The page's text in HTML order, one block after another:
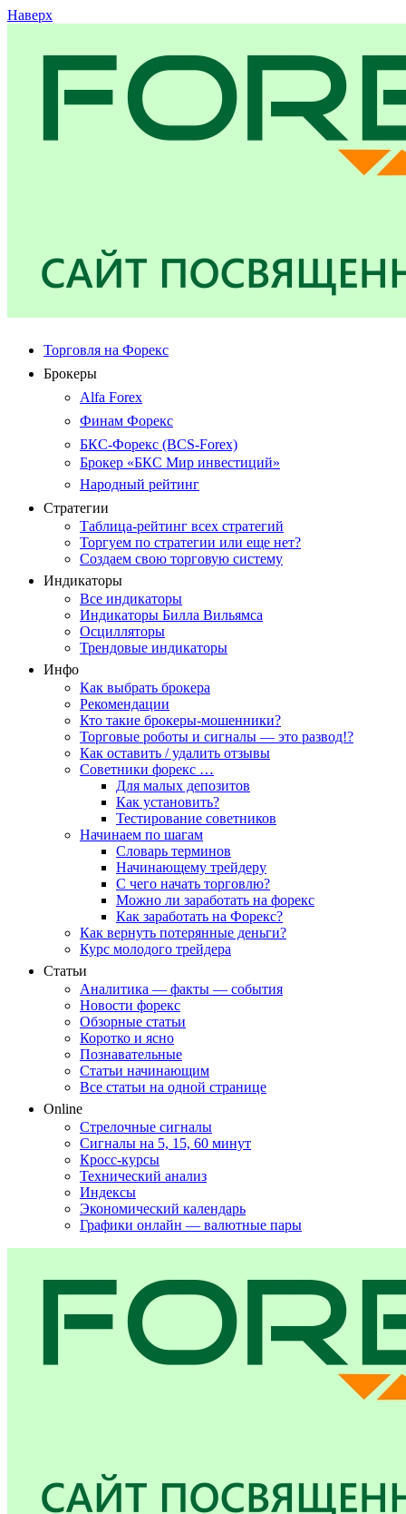
Наверх
Торговля на Форекс
Брокеры
Alfa Forex
Финам Форекс
БКС-Форекс (BCS-Forex)
Брокер «БКС Мир инвестиций»
Народный рейтинг
Стратегии
Таблица-рейтинг всех стратегий
Торгуем по стратегии или еще нет?
Создаем свою торговую систему
Индикаторы
Все индикаторы
Индикаторы Билла Вильямса
Осцилляторы
Трендовые индикаторы
Инфо
Как выбрать брокера
Рекомендации
Кто такие брокеры-мошенники?
Торговые роботы и сигналы — это развод!?
Как оставить / удалить отзывы
Советники форекс …
Для малых депозитов
Как установить?
Тестирование советников
Начинаем по шагам
Словарь терминов
Начинающему трейдеру
С чего начать торговлю?
Можно ли заработать на форекс
Как заработать на Форекс?
Как вернуть потерянные деньги?
Курс молодого трейдера
Статьи
Аналитика — факты — события
Новости форекс
Обзорные статьи
Коротко и ясно
Познавательные
Статьи начинающим
Все статьи на одной странице
Online
Стрелочные сигналы
Сигналы на 5, 15, 60 минут
Кросс-курсы
Технический анализ
Индексы
Экономический календарь
Графики онлайн — валютные пары